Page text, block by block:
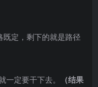
定，剩下的就是路径
一定要干下去。
（结果